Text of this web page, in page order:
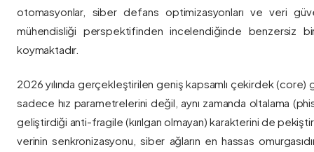
otomasyonlar, siber defans optimizasyonları ve veri
mühendisliği perspektifinden incelendiğinde benzersiz
koymaktadır.
2026 yılında gerçekleştirilen geniş kapsamlı çekirdek
sadece hız parametrelerini değil, aynı zamanda oltalama
geliştirdiği anti-fragile (kırılgan olmayan) karakterini de
verinin senkronizasyonu, siber ağların en hassas